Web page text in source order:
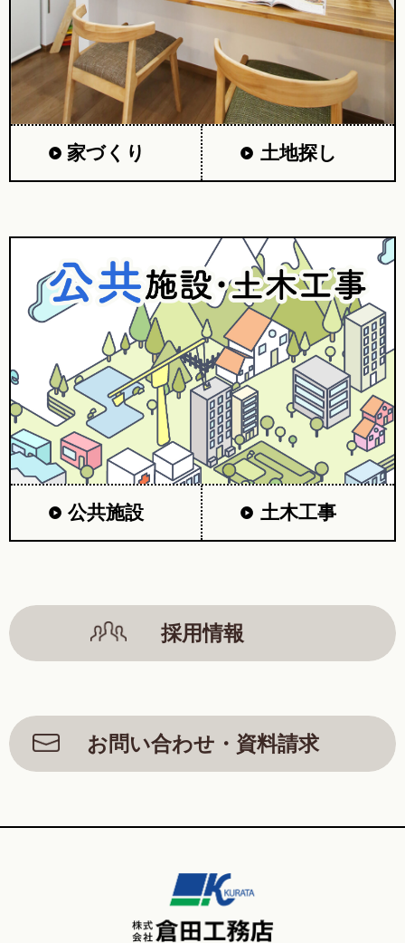
家づくり 土地探し
公共施設 土木工事
採用情報
お問い合わせ・資料請求